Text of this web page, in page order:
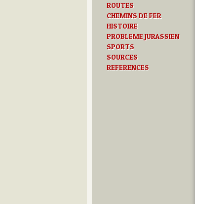
ROUTES
CHEMINS DE FER
HISTOIRE
PROBLEME JURASSIEN
SPORTS
SOURCES
REFERENCES